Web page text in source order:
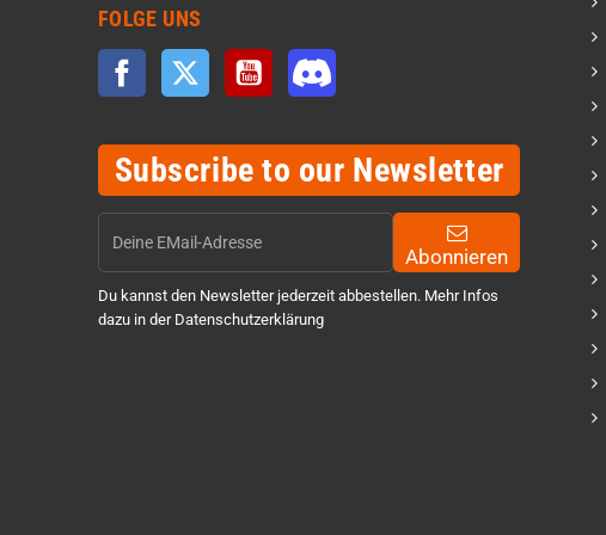
FOLGE UNS
Facebook Twitter YouTube
Subscribe to our Newsletter
Abonnieren
Du kannst den Newsletter jederzeit abbestellen. Mehr Infos
dazu in der Datenschutzerklärung